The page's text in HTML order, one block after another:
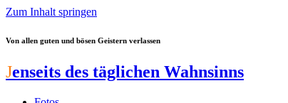
Zum Inhalt springen
Von allen guten und bösen Geistern verlassen
Jenseits des täglichen Wahnsinns